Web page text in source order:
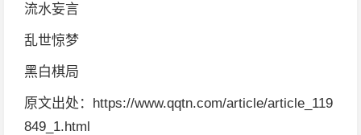
流水妄言
乱世惊梦
黑白棋局
原文出处：https://www.qqtn.com/article/article_119
849_1.html